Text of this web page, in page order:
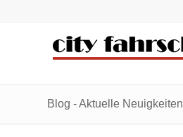
Blog - Aktuelle Neuigkeiten